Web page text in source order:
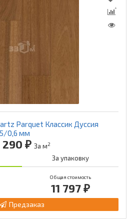
Parquet Классик Дуссия
0,6 мм
290 ₽ За м2
За упаковку
Общая стоимость
11 797 ₽
Предзаказ